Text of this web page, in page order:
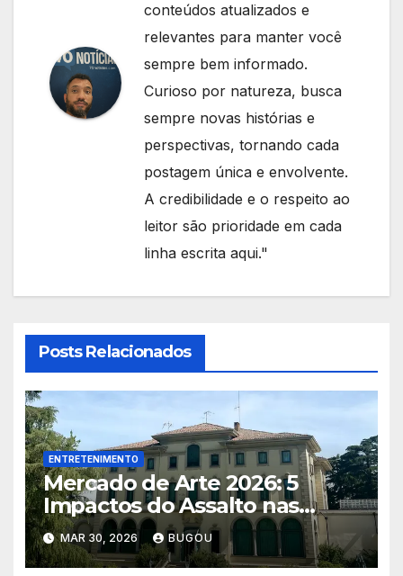
conteúdos atualizados e
relevantes para manter você
sempre bem informado.
Curioso por natureza, busca
sempre novas histórias e
perspectivas, tornando cada
postagem única e envolvente.
A credibilidade e o respeito ao
leitor são prioridade em cada
linha escrita aqui."
Posts Relacionados
ENTRETENIMENTO
Mercado de Arte 2026: 5
Impactos do Assalto nas
Instituições
MAR 30, 2026 BUGOU